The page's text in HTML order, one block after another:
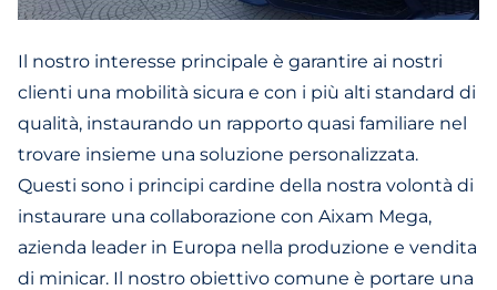
Il nostro interesse principale è garantire ai nostri
clienti una mobilità sicura e con i più alti standard di
qualità, instaurando un rapporto quasi familiare nel
trovare insieme una soluzione personalizzata.
Questi sono i principi cardine della nostra volontà di
instaurare una collaborazione con Aixam Mega,
azienda leader in Europa nella produzione e vendita
di minicar. Il nostro obiettivo comune è portare una